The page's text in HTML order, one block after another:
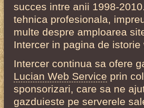
succes intre anii 1998-
tehnica profesionala,
multe despre amploarea
Intercer in pagina de istorie
Intercer continua sa ofere
Lucian Web Service prin
sponsorizari, care sa ne
gazduieste pe serverele